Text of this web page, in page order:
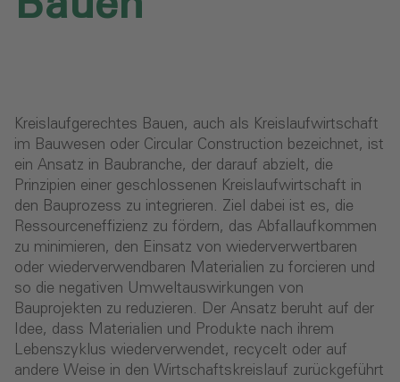
Kreislaufgerechtes Bauen, auch als Kreislaufwirtschaft
im Bauwesen oder Circular Construction bezeichnet, ist
ein Ansatz in Baubranche, der darauf abzielt, die
Prinzipien einer geschlossenen Kreislaufwirtschaft in
den Bauprozess zu integrieren. Ziel dabei ist es, die
Ressourceneffizienz zu fördern, das Abfallaufkommen
zu minimieren, den Einsatz von wiederverwertbaren
oder wiederverwendbaren Materialien zu forcieren und
so die negativen Umweltauswirkungen von
Bauprojekten zu reduzieren. Der Ansatz beruht auf der
Idee, dass Materialien und Produkte nach ihrem
Lebenszyklus wiederverwendet, recycelt oder auf
andere Weise in den Wirtschaftskreislauf zurückgeführt